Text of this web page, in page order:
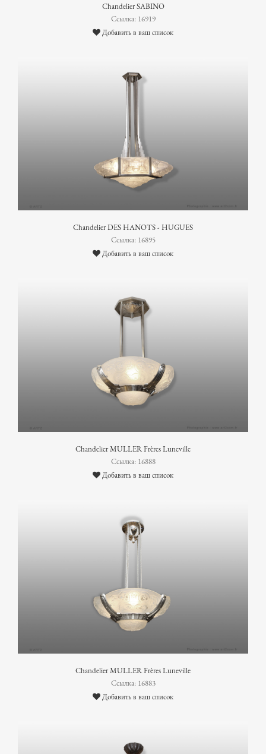
Chandelier SABINO
Ссылка: 16919
Добавить в ваш список
Chandelier DES HANOTS - HUGUES
Ссылка: 16895
Добавить в ваш список
Chandelier MULLER Frères Luneville
Ссылка: 16888
Добавить в ваш список
Chandelier MULLER Frères Luneville
Ссылка: 16883
Добавить в ваш список